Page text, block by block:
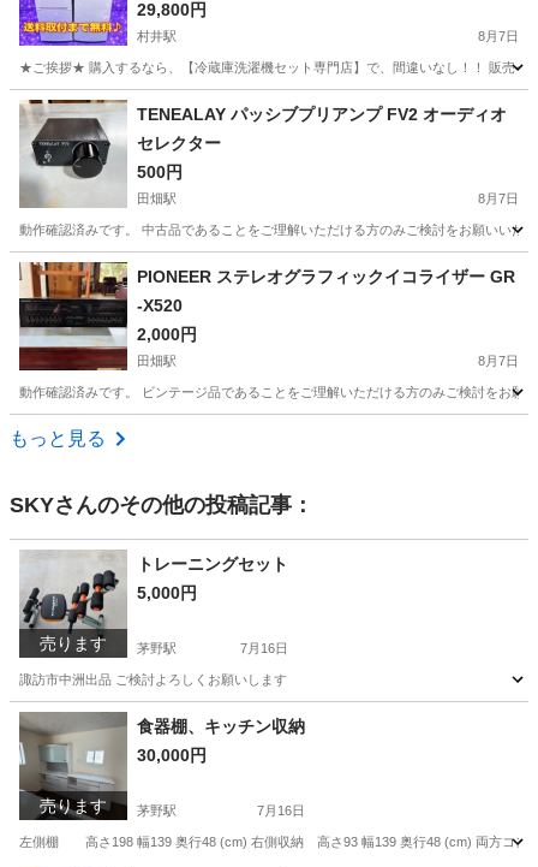
ジ セット
29,800円
村井駅 8月7日
★ご挨拶★ 購入するなら、【冷蔵庫洗濯機セット専門店】で、間違いなし！！ 販売セ
長野 岡谷市 キッチン家電 単身赴任
TENEALAY パッシブプリアンプ FV2 オーディオ
セレクター
500円
田畑駅 8月7日
動作確認済みです。 中古品であることをご理解いただける方のみご検討をお願いい
長野 伊那市 オーディオ
PIONEER ステレオグラフィックイコライザー GR
-X520
2,000円
田畑駅 8月7日
動作確認済みです。 ビンテージ品であることをご理解いただける方のみご検討をお
長野 伊那市
もっと見る
SKYさんのその他の投稿記事：
売ります
トレーニングセット
5,000円
茅野駅 7月16日
諏訪市中洲出品 ご検討よろしくお願いします
長野 諏訪市 茅野駅 フィットネス、トレーニング
売ります
食器棚、キッチン収納
30,000円
茅野駅 7月16日
左側棚 高さ198 幅139 奥行48 (cm) 右側収納 高さ93 幅139 奥行48 (cm) 両方コン